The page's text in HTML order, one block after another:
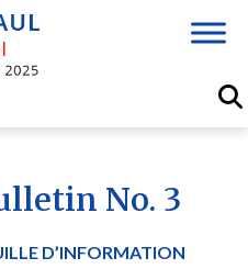
No. 3
D’INFORMATION